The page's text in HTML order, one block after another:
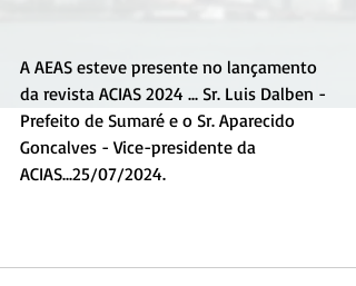
A AEAS esteve presente no lançamento
da revista ACIAS 2024 ... Sr. Luis Dalben -
Prefeito de Sumaré e o Sr. Aparecido
Goncalves - Vice-presidente da
ACIAS...25/07/2024.